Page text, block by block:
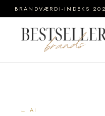
BRANDVÆRDI-INDEKS
← AI